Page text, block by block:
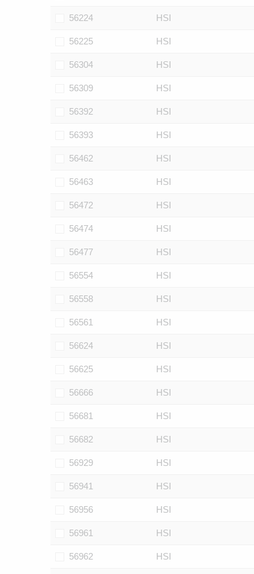
56224 HSI
56225 HSI
56304 HSI
56309 HSI
56392 HSI
56393 HSI
56462 HSI
56463 HSI
56472 HSI
56474 HSI
56477 HSI
56554 HSI
56558 HSI
56561 HSI
56624 HSI
56625 HSI
56666 HSI
56681 HSI
56682 HSI
56929 HSI
56941 HSI
56956 HSI
56961 HSI
56962 HSI